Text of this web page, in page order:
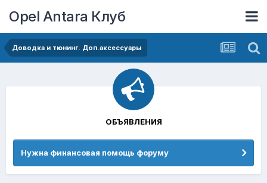
Opel Antara Клуб
Доводка и тюнинг. Доп.аксессуары
ОБЪЯВЛЕНИЯ
Нужна финансовая помощь форуму